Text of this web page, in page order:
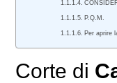
P.Q.M.
Per aprire
Corte di